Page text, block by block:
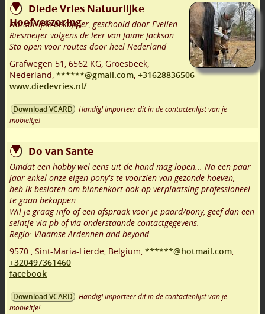
Diede Vries Natuurlijke
Hoefverzoring
Natuurlijke bekapper, geschoold door Evelien
Riesmeijer volgens de leer van Jaime Jackson
Sta open voor routes door heel Nederland
Grafwegen 51 , 6562 KG, Groesbeek,
Nederland, ******@gmail.com, +31628836506
www.diedevries.nl/
Download VCARD
Handig! Importeer dit in de contactenlijst van je
mobieltje!
Do van Sante
Omdat een hobby wel eens uit de hand mag lopen... Na een paar
jaar enkel onze eigen pony's te voorzien van gezonde hoeven,
heb ik besloten om binnenkort ook op verplaatsing professioneel
te gaan bekappen.
Wil je graag info of een afspraak voor je paard/pony, geef dan een
seintje via pb of via onderstaande contactgegevens.
Regio: Vlaamse Ardennen and beyond.
9570 , Sint-Maria-Lierde, Belgium, ******@hotmail.com,
+320497361460
facebook
Download VCARD
Handig! Importeer dit in de contactenlijst van je
mobieltje!